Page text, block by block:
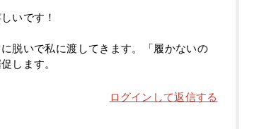
いです！
脱いで私に渡してきます。「履かないの
します。
ログインして返信する